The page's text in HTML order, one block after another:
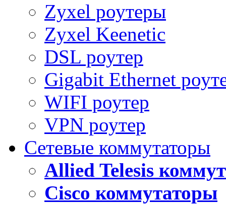
Zyxel роутеры
Zyxel Keenetic
DSL роутер
Gigabit Ethernet
WIFI роутер
VPN роутер
Сетевые коммутаторы
Allied Telesis
Cisco коммутаторы